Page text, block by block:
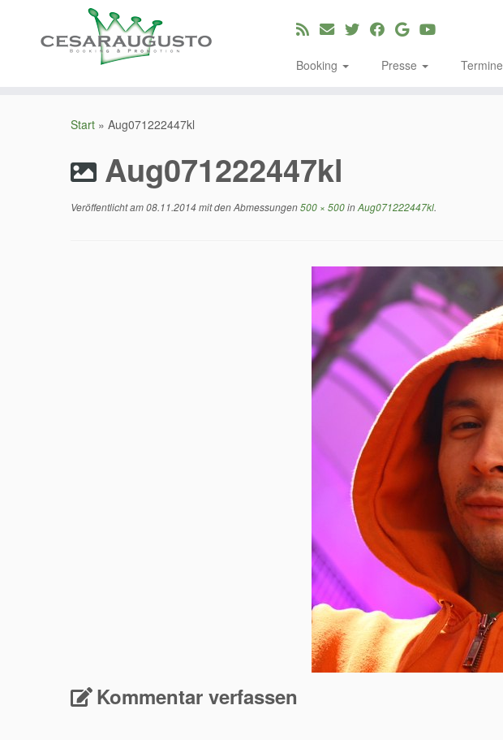
Booking Presse Termine
Start » Aug071222447kl
Aug071222447kl
Veröffentlicht am08.11.2014mit den Abmessungen500 × 500inAug071222447kl.
Kommentar verfassen